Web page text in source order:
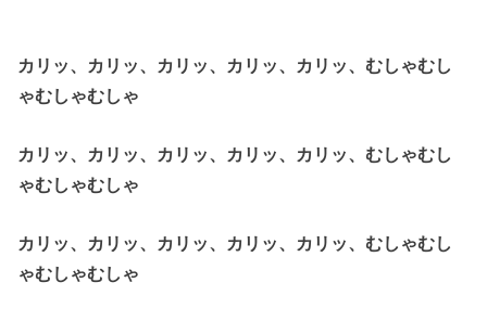
カリッ、カリッ、カリッ、カリッ、カリッ、むしゃむし
ゃむしゃむしゃ
カリッ、カリッ、カリッ、カリッ、カリッ、むしゃむし
ゃむしゃむしゃ
カリッ、カリッ、カリッ、カリッ、カリッ、むしゃむし
ゃむしゃむしゃ